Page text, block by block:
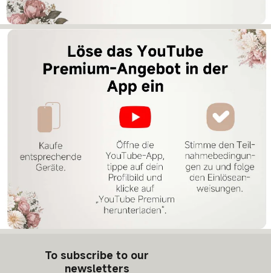
To subscribe to our
newsletters